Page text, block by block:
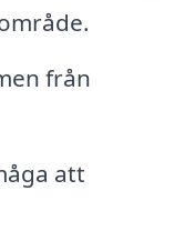
från
att